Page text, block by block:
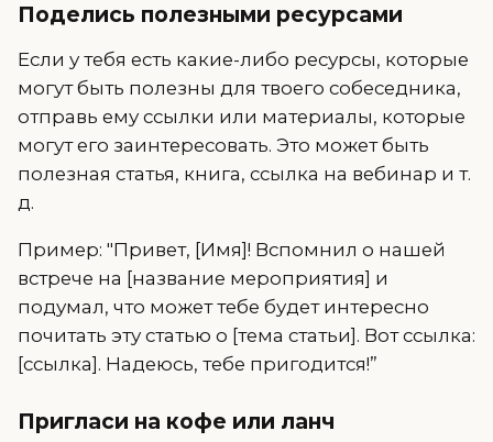
Поделись полезными ресурсами
Если у тебя есть какие-либо ресурсы, которые
могут быть полезны для твоего собеседника,
отправь ему ссылки или материалы, которые
могут его заинтересовать. Это может быть
полезная статья, книга, ссылка на вебинар и т.
д.
Пример: "Привет, [Имя]! Вспомнил о нашей
встрече на [название мероприятия] и
подумал, что может тебе будет интересно
почитать эту статью о [тема статьи]. Вот ссылка:
[ссылка]. Надеюсь, тебе пригодится!”
Пригласи на кофе или ланч